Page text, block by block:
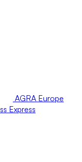
AGRA Europe
Express